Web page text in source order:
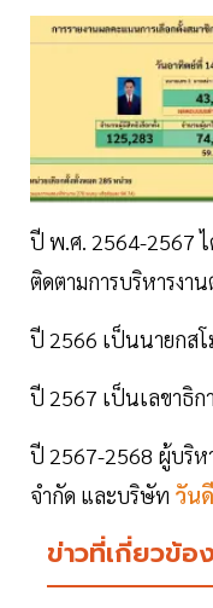
ปี พ.ศ. 2564-2567
ติดตามการบริหารงา
ปี 2566 เป็นนายกสโ
ปี 2567 เป็นเลขาธิก
ปี 2567-2568 ผู้บริห
จำกัด และบริษัท วัน
ข่าวที่เกี่ยวข้อ